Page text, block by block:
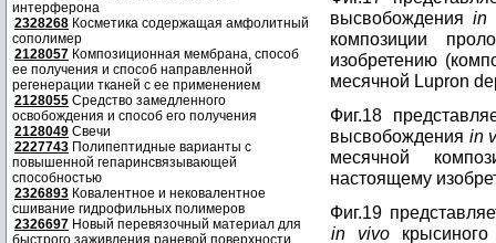
интерферона
2328268 Косметика содержащая амфолитный
сополимер
2128057 Композиционная мембрана, способ
ее получения и способ направленной
регенерации тканей с ее применением
2128055 Средство замедленного
освобождения и способ его получения
2128049 Свечи
2227743 Полипептидные варианты с
повышенной гепаринсвязывающей
способностью
2326893 Ковалентное и нековалентное
сшивание гидрофильных полимеров
2326697 Новый перевязочный материал для
быстрого заживления раневой поверхности
высвобождения in
композиции
изобретению
месячной Lupron
Фиг.18
высвобождения in
месячной
настоящему
Фиг.19
in vivoкрысиного